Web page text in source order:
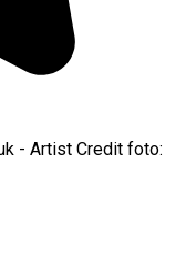
- Artist Credit foto: